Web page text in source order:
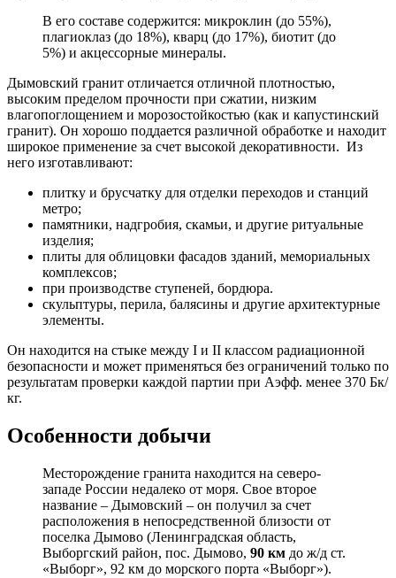
В его составе содержится: микроклин (до 55%),
плагиоклаз (до 18%), кварц (до 17%), биотит (до
5%) и акцессорные минералы.
Дымовский гранит отличается отличной плотностью,
высоким пределом прочности при сжатии, низким
влагопоглощением и морозостойкостью (как и капустинский
гранит). Он хорошо поддается различной обработке и находит
широкое применение за счет высокой декоративности. Из
него изготавливают:
плитку и брусчатку для отделки переходов и станций
метро;
памятники, надгробия, скамьи, и другие ритуальные
изделия;
плиты для облицовки фасадов зданий, мемориальных
комплексов;
при производстве ступеней, бордюра.
скульптуры, перила, балясины и другие архитектурные
элементы.
Он находится на стыке между I и II классом радиационной
безопасности и может применяться без ограничений только по
результатам проверки каждой партии при Аэфф. менее 370 Бк/
кг.
Особенности добычи
Месторождение гранита находится на северо-
западе России недалеко от моря. Свое второе
название – Дымовский – он получил за счет
расположения в непосредственной близости от
поселка Дымово (Ленинградская область,
Выборгский район, пос. Дымово, 90 км до ж/д ст.
«Выборг», 92 км до морского порта «Выборг»).